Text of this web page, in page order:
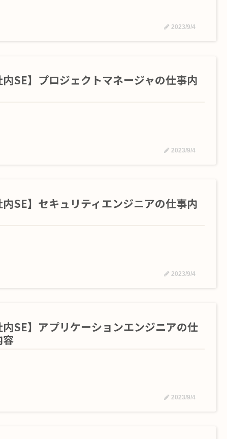
2023/9/4
SE】プロジェクトマネージャの仕事内
2023/9/4
SE】セキュリティエンジニアの仕事内
2023/9/4
SE】アプリケーションエンジニアの仕
容
2023/9/4